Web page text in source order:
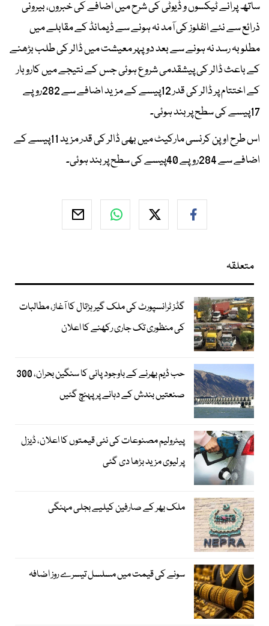
ساتھ پرانے ٹیکسوں و ڈیوٹی کی شرح میں اضافے کی خبروں، بیرونی
ذرائع سے نئے انفلوز کی آمد نہ ہونے سے ڈیمانڈ کے مقابلے میں
مطلوبہ رسد نہ ہونے سے بعد دوپہر معیشت میں ڈالر کی طلب بڑھنے
کے باعث ڈالر کی پیشقدمی شروع ہوئی جس کے نتیجے میں کاروبار
کے اختتام پر ڈالر کی قدر 12پیسے کے مزید اضافے سے 282روپے
17پیسے کی سطح پر بند ہوئی۔
اس طرح اوپن کرنسی مارکیٹ میں بھی ڈالر کی قدر مزید 11پیسے کے
اضافے سے 284روپے 40پیسے کی سطح پر بند ہوئی۔
متعلقہ
گڈز ٹرانسپورٹ کی ملک گیر ہڑتال کا آغاز، مطالبات
کی منظوری تک جاری رکھنے کا اعلان
حب ڈیم بھرنے کے باوجود پانی کا سنگین بحران، 300
صنعتیں بندش کے دہانے پر پہنچ گئیں
پیٹرولیم مصنوعات کی نئی قیمتوں کا اعلان، ڈیزل
پر لیوی مزید بڑھا دی گئی
ملک بھر کے صارفین کیلیے بجلی مہنگی
سونے کی قیمت میں مسلسل تیسرے روز اضافہ